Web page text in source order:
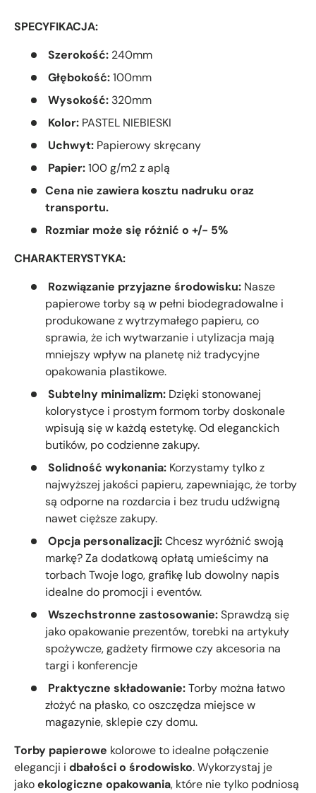
SPECYFIKACJA:
Szerokość: 240mm
Głębokość:100mm
Wysokość: 320mm
Kolor: PASTEL NIEBIESKI
Uchwyt: Papierowy skręcany
Papier:100 g/m2 z aplą
Cena nie zawiera kosztu nadruku oraz
transportu.
Rozmiar może się różnić o +/- 5%
CHARAKTERYSTYKA:
Rozwiązanie przyjazne środowisku: Nasze
papierowe torby są w pełni biodegradowalne i
produkowane z wytrzymałego papieru, co
sprawia, że ich wytwarzanie i utylizacja mają
mniejszy wpływ na planetę niż tradycyjne
opakowania plastikowe.
Subtelny minimalizm: Dzięki stonowanej
kolorystyce i prostym formom torby doskonale
wpisują się w każdą estetykę. Od eleganckich
butików, po codzienne zakupy.
Solidność wykonania: Korzystamy tylko z
najwyższej jakości papieru, zapewniając, że torby
są odporne na rozdarcia i bez trudu udźwigną
nawet cięższe zakupy.
Opcja personalizacji:Chcesz wyróżnić swoją
markę? Za dodatkową opłatą umieścimy na
torbach Twoje logo, grafikę lub dowolny napis
idealne do promocji i eventów.
Wszechstronne zastosowanie:Sprawdzą się
jako opakowanie prezentów, torebki na artykuły
spożywcze, gadżety firmowe czy akcesoria na
targi i konferencje
Praktyczne składowanie:Torby można łatwo
złożyć na płasko, co oszczędza miejsce w
magazynie, sklepie czy domu.
Torby papierowe kolorowe to idealne połączenie
elegancji i dbałości o środowisko. Wykorzystaj je
jakoekologiczne opakowania, które nie tylko podniosą